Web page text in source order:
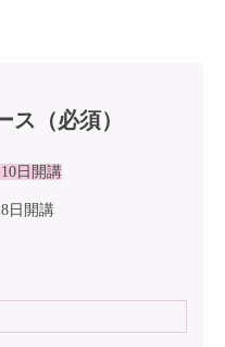
ス（必須）
日開講
日開講